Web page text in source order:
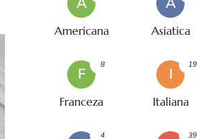
Americana Asiatica
F
Franceza
8
I
Italiana
19
4 39